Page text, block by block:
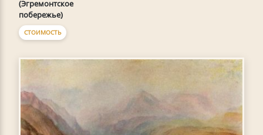
(Эгремонтское
побережье)
СТОИМОСТЬ